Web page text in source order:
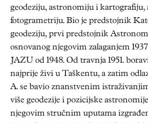
geodeziju, astronomiju i kartografiju,
fotogrametriju. Bio je predstojnik
geodeziju, prvi predstojnik
osnovanog njegovim zalaganjem
JAZU od 1948. Od travnja 1951.
najprije živi u Taškentu, a zatim
A. se bavio znanstvenim
više geodezije i pozicijske
njegovim stručnim uputama